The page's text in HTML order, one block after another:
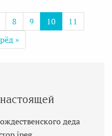
8 9 10
11
»
деда